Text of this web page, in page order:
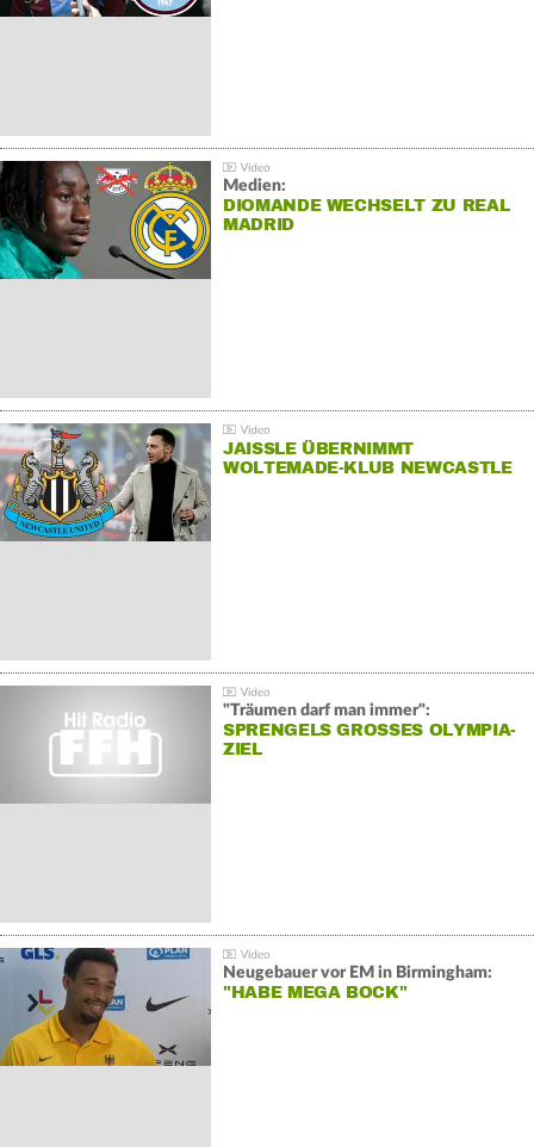
Medien:
DIOMANDE WECHSELT ZU REAL
MADRID
JAISSLE ÜBERNIMMT
WOLTEMADE-KLUB NEWCASTLE
"Träumen darf man immer":
SPRENGELS GROSSES OLYMPIA-Z
IEL
Neugebauer vor EM in Birmingham:
"HABE MEGA BOCK"